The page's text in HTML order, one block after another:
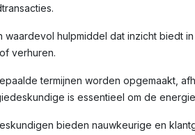
waardevol hulpmiddel dat inzicht biedt
verhuren.
termijnen worden opgemaakt,
is essentieel om de
bieden nauwkeurige en